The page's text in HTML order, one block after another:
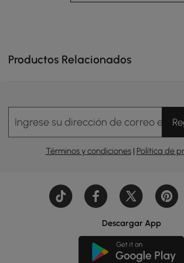
Productos Relacionados
Ingrese su dirección de correo
Términos y condiciones| Política de
Descargar App